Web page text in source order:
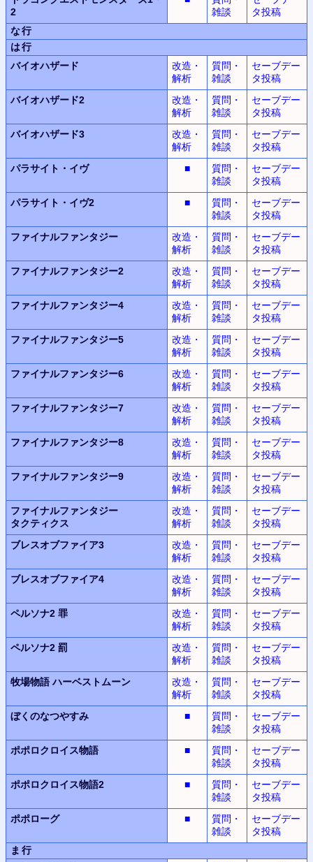
2
雑談
タ投稿
な行
は行
バイオハザード
改造・
解析
質問・
雑談
セーブデー
タ投稿
バイオハザード2
改造・
解析
質問・
雑談
セーブデー
タ投稿
バイオハザード3
改造・
解析
質問・
雑談
セーブデー
タ投稿
パラサイト・イヴ
■
質問・
雑談
セーブデー
タ投稿
パラサイト・イヴ2
■
質問・
雑談
セーブデー
タ投稿
ファイナルファンタジー
改造・
解析
質問・
雑談
セーブデー
タ投稿
ファイナルファンタジー2
改造・
解析
質問・
雑談
セーブデー
タ投稿
ファイナルファンタジー4
改造・
解析
質問・
雑談
セーブデー
タ投稿
ファイナルファンタジー5
改造・
解析
質問・
雑談
セーブデー
タ投稿
ファイナルファンタジー6
改造・
解析
質問・
雑談
セーブデー
タ投稿
ファイナルファンタジー7
改造・
解析
質問・
雑談
セーブデー
タ投稿
ファイナルファンタジー8
改造・
解析
質問・
雑談
セーブデー
タ投稿
ファイナルファンタジー9
改造・
解析
質問・
雑談
セーブデー
タ投稿
ファイナルファンタジー
タクティクス
改造・
解析
質問・
雑談
セーブデー
タ投稿
ブレスオブファイア3
改造・
解析
質問・
雑談
セーブデー
タ投稿
ブレスオブファイア4
改造・
解析
質問・
雑談
セーブデー
タ投稿
ペルソナ2 罪
改造・
解析
質問・
雑談
セーブデー
タ投稿
ペルソナ2 罰
改造・
解析
質問・
雑談
セーブデー
タ投稿
牧場物語ハーベストムーン
改造・
解析
質問・
雑談
セーブデー
タ投稿
ぼくのなつやすみ
■
質問・
雑談
セーブデー
タ投稿
ポポロクロイス物語
■
質問・
雑談
セーブデー
タ投稿
ポポロクロイス物語2
■
質問・
雑談
セーブデー
タ投稿
ポポローグ
■
質問・
雑談
セーブデー
タ投稿
ま行